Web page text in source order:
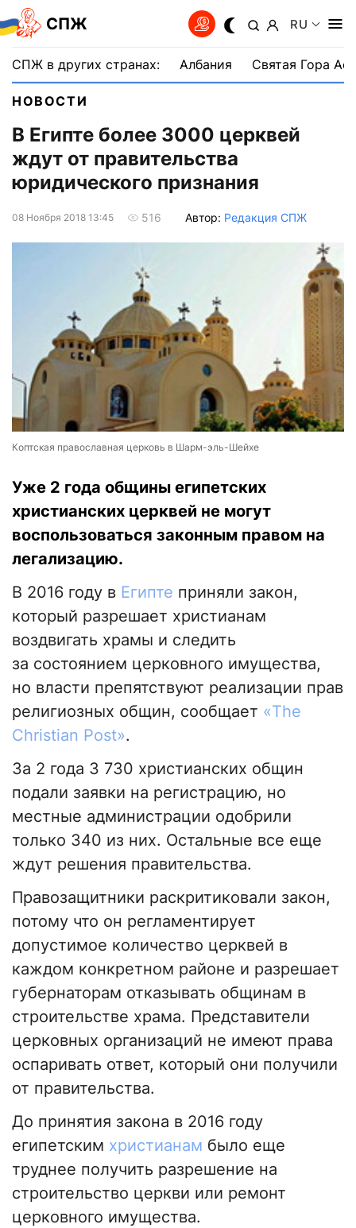
СПЖ RU
СПЖ в других странах: Албания Святая Гора
НОВОСТИ
В Египте более 3000 церквей
ждут от правительства
юридического признания
08 Ноября 2018 13:45 516 Автор: Редакция СПЖ
Коптская православная церковь в Шарм-эль-Шейхе
Уже 2 года общины египетских
христианских церквей не могут
воспользоваться законным правом на
легализацию.
В 2016 году в Египте приняли закон,
который разрешает христианам
воздвигать храмы и следить
за состоянием церковного имущества,
но власти препятствуют реализации прав
религиозных общин, сообщает «The
Christian Post».
За 2 года 3 730 христианских общин
подали заявки на регистрацию, но
местные администрации одобрили
только 340 из них. Остальные все еще
ждут решения правительства.
Правозащитники раскритиковали закон,
потому что он регламентирует
допустимое количество церквей в
каждом конкретном районе и разрешает
губернаторам отказывать общинам в
строительстве храма. Представители
церковных организаций не имеют права
оспаривать ответ, который они получили
от правительства.
До принятия закона в 2016 году
египетским христианам было еще
труднее получить разрешение на
строительство церкви или ремонт
церковного имущества.